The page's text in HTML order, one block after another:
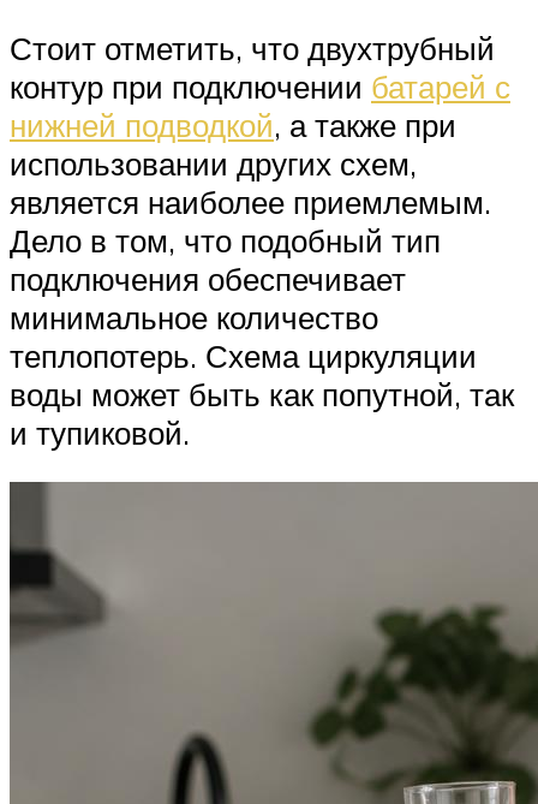
Стоит отметить, что двухтрубный
контур при подключении батарей с
нижней подводкой, а также при
использовании других схем,
является наиболее приемлемым.
Дело в том, что подобный тип
подключения обеспечивает
минимальное количество
теплопотерь. Схема циркуляции
воды может быть как попутной, так
и тупиковой.